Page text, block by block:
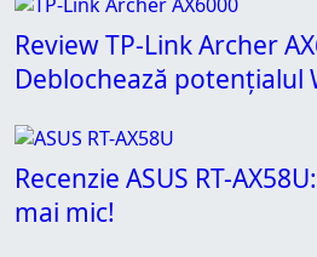
Review TP-Link Archer
Deblochează potențialul
Recenzie ASUS RT-
mai mic!